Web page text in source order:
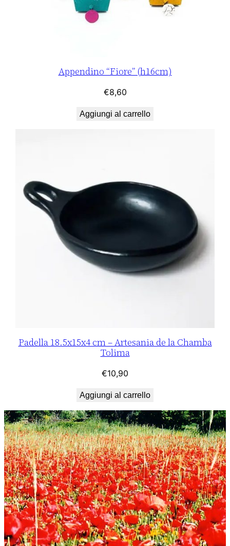
Appendino “Fiore” (h16cm)
€8,60
Aggiungi al carrello
Padella 18.5x15x4 cm – Artesania de la Chamba
Tolima
€10,90
Aggiungi al carrello